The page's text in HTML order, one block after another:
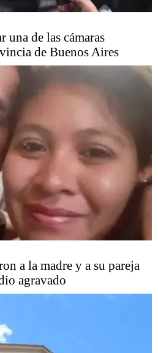
de las cámaras
de Buenos Aires
a la madre y a su pareja
agravado